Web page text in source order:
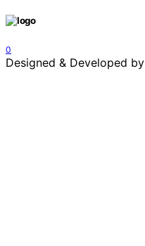
0
Designed & Developed by